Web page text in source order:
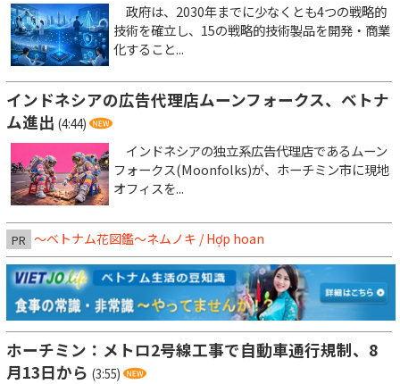
政府は、2030年までに少なくとも4つの戦略的
技術を確立し、15の戦略的技術製品を開発・商業
化すること...
インドネシアの広告代理店ムーンフォークス、ベトナ
ム進出 (4:44)
インドネシアの独立系広告代理店であるムーン
フォークス(Moonfolks)が、ホーチミン市に現地
オフィスを...
PR ～ベトナム花図鑑～ネムノキ / Hợp hoan
ホーチミン：メトロ2号線工事で自動車通行規制、8
月13日から (3:55)